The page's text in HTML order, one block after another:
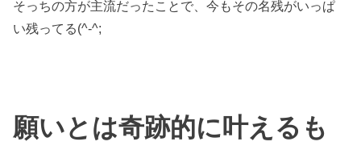
そっちの方が主流だったことで、今もその名残がいっぱ
い残ってる(^-^;
願いとは奇跡的に叶えるも